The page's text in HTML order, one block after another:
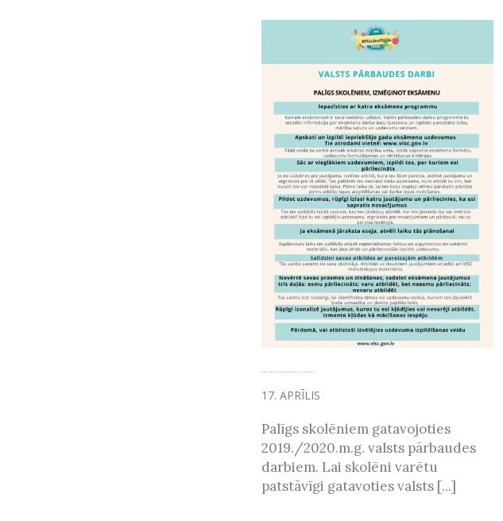
17. APRĪLIS
Palīgs skolēniem gatavojoties
2019./2020.m.g. valsts pārbaudes
darbiem. Lai skolēni varētu
patstāvīgi gatavoties valsts [...]